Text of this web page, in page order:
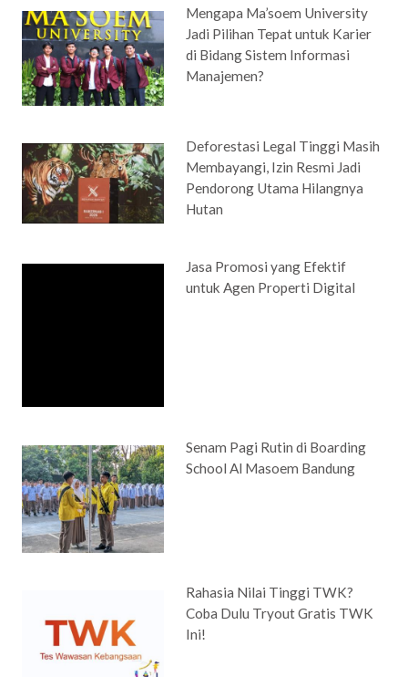
Mengapa Ma’soem University
Jadi Pilihan Tepat untuk Karier
di Bidang Sistem Informasi
Manajemen?
Deforestasi Legal Tinggi Masih
Membayangi, Izin Resmi Jadi
Pendorong Utama Hilangnya
Hutan
Jasa Promosi yang Efektif
untuk Agen Properti Digital
Senam Pagi Rutin di Boarding
School Al Masoem Bandung
Rahasia Nilai Tinggi TWK?
Coba Dulu Tryout Gratis TWK
Ini!